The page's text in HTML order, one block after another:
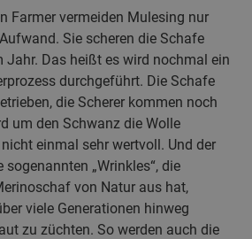
Farmer vermeiden Mulesing nur
Sie scheren die Schafe
Jahr. Das heißt es wird nochmal ein
durchgeführt. Die Schafe
die Scherer kommen noch
um den Schwanz die Wolle
einmal sehr wertvoll. Und der
„Wrinkles“, die
von Natur aus hat,
viele Generationen hinweg
zu züchten. So werden auch die